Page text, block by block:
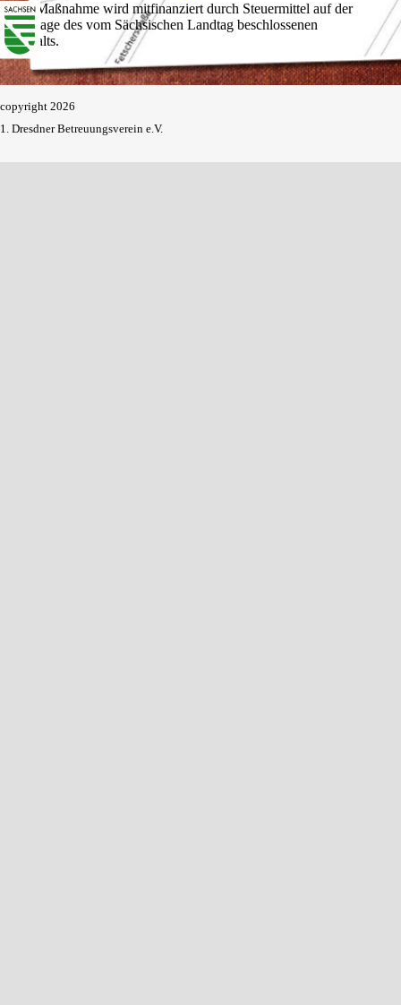
Diese Maßnahme wird mitfinanziert durch Steuermittel auf der
Grundlage des vom Sächsischen Landtag beschlossenen
Haushalts.
copyright 2026
1. Dresdner Betreuungsverein e.V.